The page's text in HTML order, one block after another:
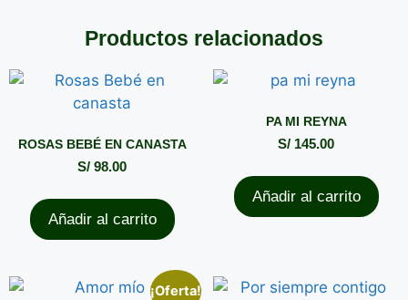
Productos relacionados
ROSAS BEBÉ EN CANASTA
S/ 98.00
Añadir al carrito
PA MI REYNA
S/ 145.00
Añadir al carrito
¡Oferta!